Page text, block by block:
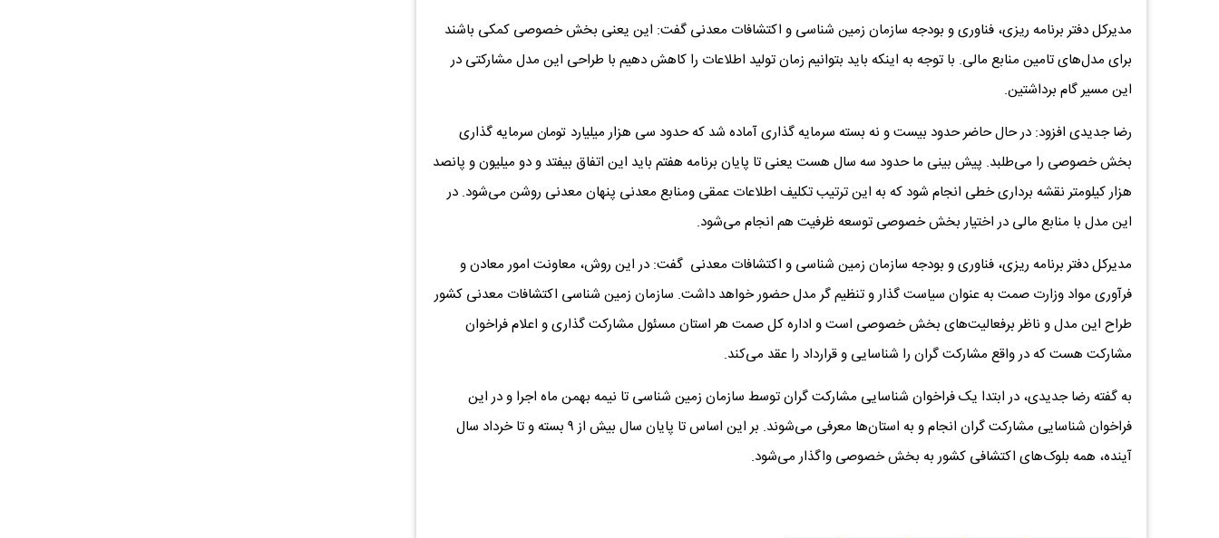
مدیرکل دفتر برنامه ریزی، فناوری و بودجه سازمان زمین شناسی و اکتشافات معدنی گفت: این یعنی بخش خصوصی کمکی باشند
برای مدل‌های تامین منابع مالی. با توجه به اینکه باید بتوانیم زمان تولید اطلاعات را کاهش دهیم با طراحی این مدل مشارکتی در
این مسیر گام برداشتین.
رضا جدیدی افزود: در حال حاضر حدود بیست و نه بسته سرمایه گذاری آماده شد که حدود سی هزار میلیارد تومان سرمایه گذاری
بخش خصوصی را می‌طلبد. پیش بینی ما حدود سه سال هست یعنی تا پایان برنامه هفتم باید این اتفاق بیفتد و دو میلیون و پانصد
هزار کیلومتر نقشه برداری خطی انجام شود که به این ترتیب تکلیف اطلاعات عمقی ومنابع معدنی پنهان معدنی روشن می‌شود. در
این مدل با منابع مالی در اختیار بخش خصوصی توسعه ظرفیت هم انجام می‌شود.
مدیرکل دفتر برنامه ریزی، فناوری و بودجه سازمان زمین شناسی و اکتشافات معدنی گفت: در این روش، معاونت امور معادن و
فرآوری مواد وزارت صمت به عنوان سیاست گذار و تنظیم گر مدل حضور خواهد داشت. سازمان زمین شناسی اکتشافات معدنی کشور
طراح این مدل و ناظر برفعالیت‌های بخش خصوصی است و اداره کل صمت هر استان مسئول مشارکت گذاری و اعلام فراخوان
مشارکت هست که در واقع مشارکت گران را شناسایی و قرارداد را عقد می‌کند.
به گفته رضا جدیدی، در ابتدا یک فراخوان شناسایی مشارکت گران توسط سازمان زمین شناسی تا نیمه بهمن ماه اجرا و در این
فراخوان شناسایی مشارکت گران انجام و به استان‌ها معرفی می‌شوند. بر این اساس تا پایان سال بیش از ۹ بسته و تا خرداد سال
آینده، همه بلوک‌های اکتشافی کشور به بخش خصوصی واگذار می‌شود.